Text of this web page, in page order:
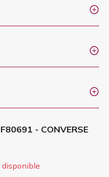
- CONVERSE
disponible